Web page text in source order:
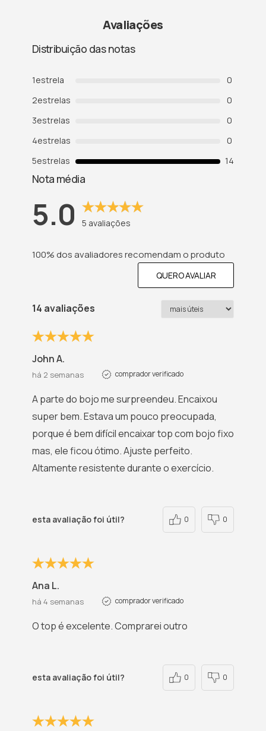
Avaliações
Distribuição das notas
1estrela
0
2estrelas
0
3estrelas
0
4estrelas
0
5estrelas 14
Nota média
5.0 5 avaliações
100% dos avaliadores recomendam o produto
QUERO AVALIAR
14 avaliações
John A.
há 2 semanas comprador verificado
A parte do bojo me surpreendeu. Encaixou
super bem. Estava um pouco preocupada,
porque é bem difícil encaixar top com bojo fixo
mas, ele ficou ótimo. Ajuste perfeito.
Altamente resistente durante o exercício.
esta avaliação foi útil? 0 0
Ana L.
há 4 semanas comprador verificado
O top é excelente. Comprarei outro
esta avaliação foi útil? 0 0